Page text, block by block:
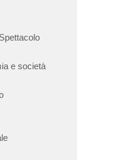
e società